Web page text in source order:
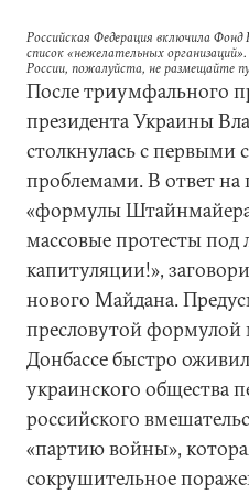
Российская Федерация включила
список «нежелательных
России, пожалуйста, не размещайте
После триумфального
президента Украины
столкнулась с первыми
проблемами. В ответ
«формулы
массовые протесты под
капитуляции!»,
нового Майдана.
пресловутой
Донбассе быстро
украинского общества
российского
«партию войны»,
сокрушительное